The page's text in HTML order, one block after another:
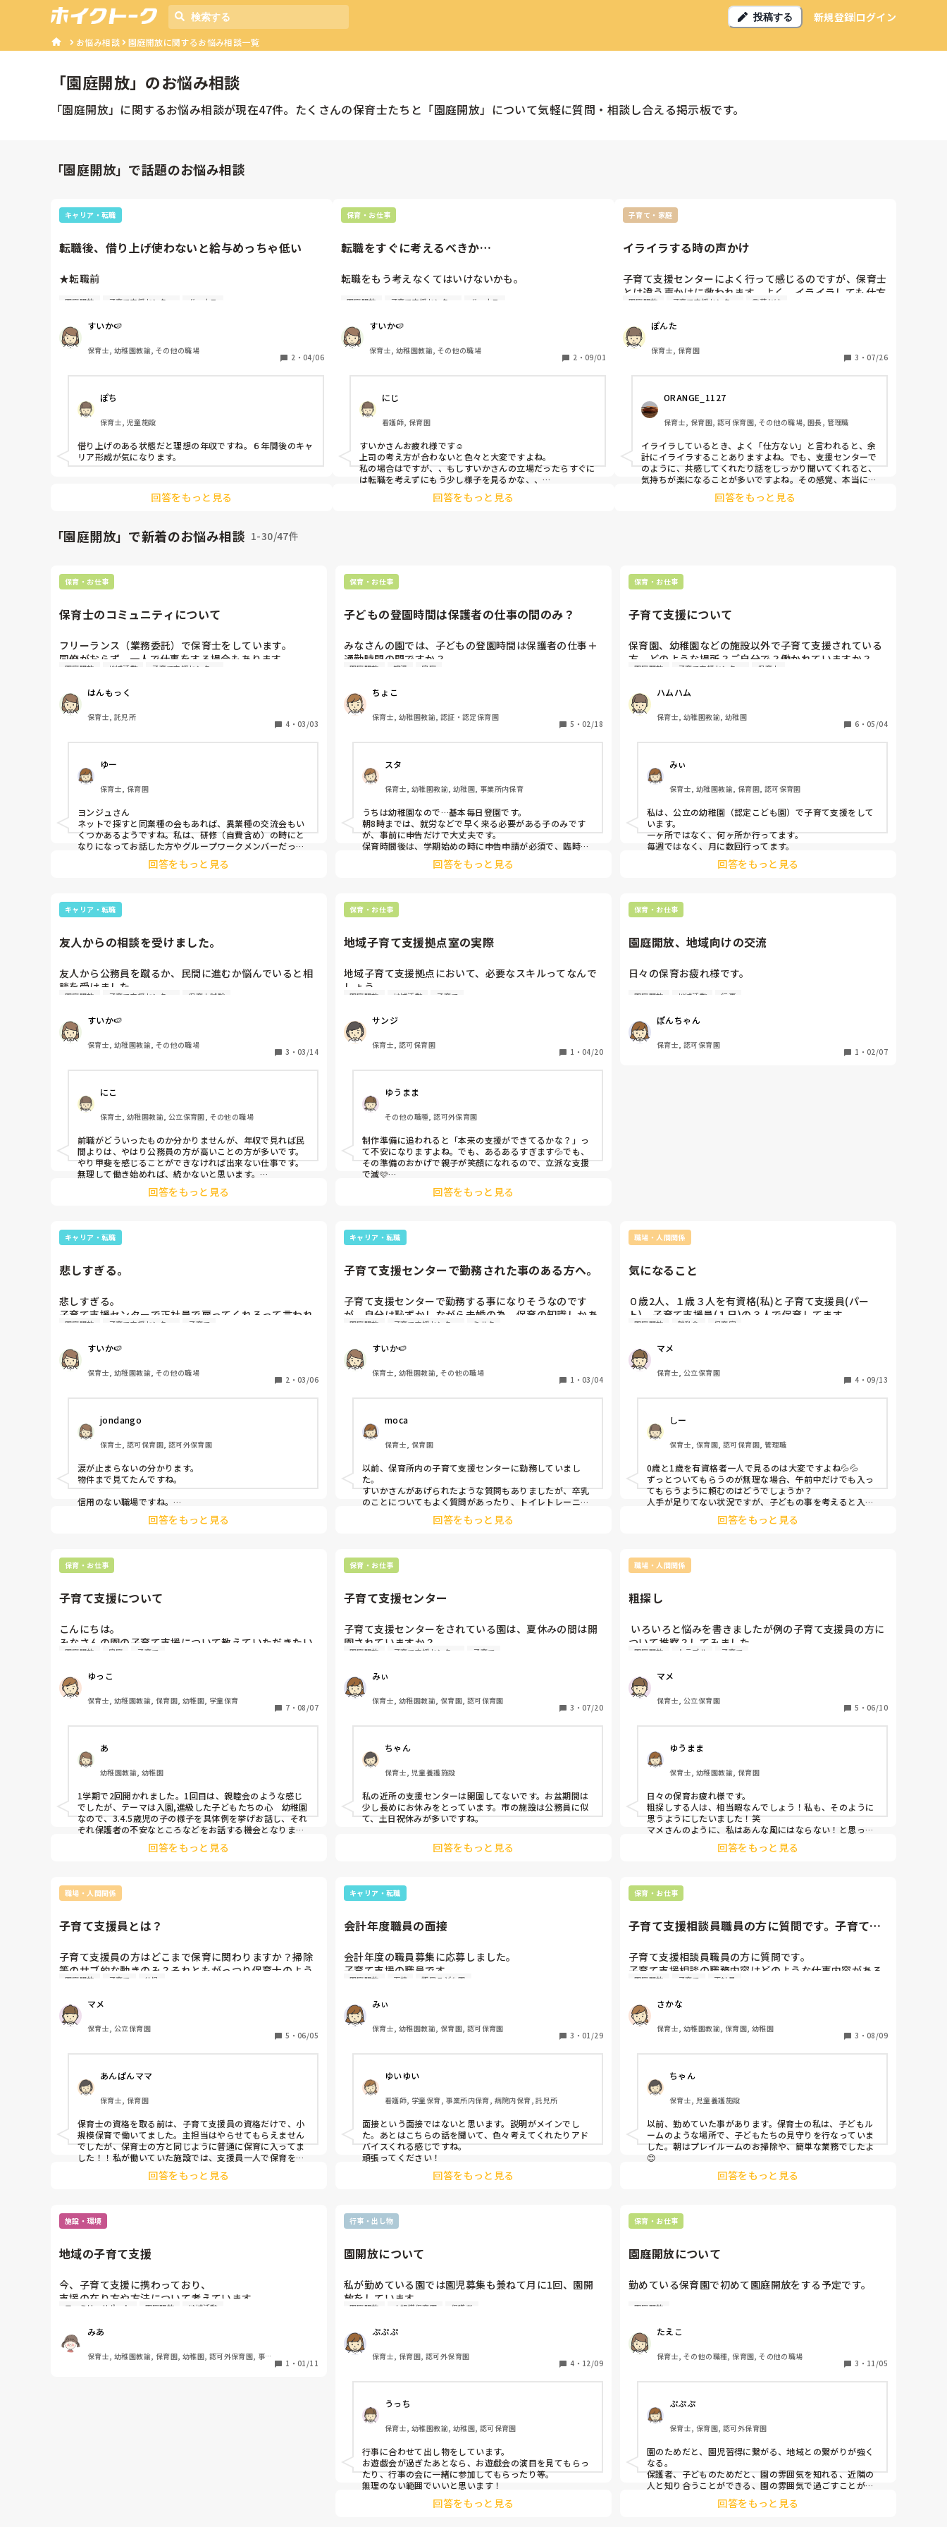
投稿する 新規登録ログイン
お悩み相談 園庭開放に関するお悩み相談一覧
「園庭開放」のお悩み相談
「園庭開放」に関するお悩み相談が現在47件。たくさんの保育士たちと「園庭開放」について気軽に質問・相談し合える掲示板です。
「園庭開放」で話題のお悩み相談
キャリア・転職
転職後、借り上げ使わないと給与めっちゃ低い
★転職前
基本給18万プラス手当　月24.9
ボーナス3ヶ月
年収370万前後
★転職後
借り上げあり　7.2万まで（6年間）
基本給16.2万プラス手当　月22.2万
ボーナス2.05月　2ヶ月ちょい
借り上げ入れない年収　約290万
借り上げ入れる年収　　約375万
一応、ボーナスは次年度は算定時期の関係で3ヶ月くらい
しか記載されてないので、それプラスで勤勉手当の加算が
現職ではされる予定です。
合でフルでボーナスがもらえない点、仕事が慣れるまで固
定勤務でお願いしている点等から借り上げを含めないと前
給与が下がってまでここを選んだのは
フルタイムシフトに変更するとボーナスが前職より上がる
子育て支援センター中心で勤務出来る
退職金制度がある
シフト数がかなり多いので、慣れるまで固定勤務で働いて
というかなり融通が効く点とやりたい事が叶えられる点で
した。
園庭開放 子育て支援センター ボーナス
すいか🍉
保育士, 幼稚園教諭, その他の職場
2 ・ 04/06
ぽち
保育士, 児童施設
借り上げのある状態だと理想の年収ですね。６年間後のキャ
リア形成が気になります。
回答をもっと見る
保育・お仕事
転職をすぐに考えるべきか…
転職をもう考えなくてはいけないかも。
引っ越しも兼ねての転職なので更新の最低2年は頑張ろう
とは思っていますが、園のやり方や考え方に疑問を感じる
毎日です。
約1年かけての転職活動をして選んだ園だったのに大失敗
だったなと感じております。
通常の保育士と同じ給与、ボーナス、借り上げがある所く
らい。それ以外は上司も園の方針も人間関係も全て終わっ
ています。
上司（園長）はまず、保育に全く入らないのに綺麗事、外
面や体裁ばかりの人間。面倒事が大嫌いで相談事はトラブ
ルの相手に筒抜け、解決や改善もなし、大体が今は忙しい
からと後回しにしてトラブルが自然消滅するのを待ってい
る。気分屋で逆ギレ、機嫌が悪いと前の事まで引っ張り出
しを悪くする上に人の気持ちをずたずたにしていく。（例
えば、〇〇に困っていると相談すれば、私だったら困らな
上司（副主任）は自分に害のない事は無関心。そんなのほ
怒鳴り散らかす。子どもに対して常に威圧的で「やらない
人はいいです。出てってください」というタイプ。
とやばい人間しか上司にいません。
中にいるから、子どもの為に、子どもがどうしたら、環境
構成の見直し等は一切しない。
ちが常に大人の顔色を伺い従わなければ怒鳴られる。
支援センター自体はクラスとは切り離されてる分、そんな
保育はしていませんが、いつクラスに配属されるかはわか
ペアの職員は保育観への価値観や考え方は似ているけれ
ど、園長達を変えるのはもうやろうとしたけど無理だから
転職するほうが早いという考え。本人も長くはいないそ
園庭開放 子育て支援センター ボーナス
すいか🍉
保育士, 幼稚園教諭, その他の職場
2 ・ 09/01
にじ
看護師, 保育園
すいかさんお疲れ様です☺️
上司の考え方が合わないと色々と大変ですよね。
私の場合はですが、、もしすいかさんの立場だったらすぐに
は転職を考えずにもう少し様子を見るかな、、
その間にも転職の情報収集はしておきますが、どこの職場に
行っても何かしらの問題はあると思うので、ひとまず続けら
回答をもっと見る
子育て・家庭
イライラする時の声かけ
子育て支援センターによく行って感じるのですが、保育士
とは違う声かけに救われます。よく、イライラしても仕方
イライラしませんか？
支援センターでは、イライラするよー！！と同調してくれ
たり、話をしっかりと聞いてくれたり。
こう言った感覚大切だなと思いました。
同じような方いませんか？
園庭開放 子育て支援センター 言葉かけ
ぽんた
保育士, 保育園
3 ・ 07/26
ORANGE_1127
保育士, 保育園, 認可保育園, その他の職場, 園長, 管理職
イライラしているとき、よく「仕方ない」と言われると、余
計にイライラすることありますよね。でも、支援センターで
のように、共感してくれたり話をしっかり聞いてくれると、
気持ちが楽になることが多いですよね。その感覚、本当に大
切だと思います。同じように感じている方も多いと思います
よ。お互いの気持ちを理解し合うことが、子育てを支える大
回答をもっと見る
「園庭開放」で新着のお悩み相談 1-30/47件
保育・お仕事
保育士のコミュニティについて
フリーランス（業務委託）で保育士をしています。
同僚がおらず、一人で仕事をする場合もあります。
現在は、時々地域の子育て支援センターを訪れ、そこの
保育士さんたちに仕事の相談をしたり、情報収集をして
います。
保育士同士で話がしたくなった時、他にどのようなコミ
園庭開放 地域活動 子育て支援センター
はんもっく
保育士, 託児所
4 ・ 03/03
ゆー
保育士, 保育園
ヨンジュさん
ネットで探すと同業種の会もあれば、異業種の交流会もい
くつかあるようですね。私は、研修（自費含め）の時にと
なりになってお話した方やグループワークメンバーだった
方とメールの交換をしています。その場だけになる方もい
ますが、繋がっている方もいます。
回答をもっと見る
保育・お仕事
子どもの登園時間は保護者の仕事の間のみ？
みなさんの園では、子どもの登園時間は保護者の仕事＋
通勤時間の間ですか？
か、買い物してからお迎えとかもOKですか？
休みの日でも早朝、延長を利用するのもOKですか？
の事を第一に考えたい…
全てOKにするのはどうなんだろうと思ってしまいます。
子どもにとって1番大切な親との関わりは？と…
休みの日は預けるな！とは思いませんし
色んな家庭の事情があるのも
親も一人の時間が欲しいと思う気持ちも
全て園任せでトイトレなども家ではやらない家庭が
増えている事にモヤモヤします。
園庭開放 排泄 家庭
ちょこ
保育士, 幼稚園教諭, 認証・認定保育園
5 ・ 02/18
スタ
保育士, 幼稚園教諭, 幼稚園, 事業所内保育
うちは幼稚園なので…基本毎日登園です。
朝8時までは、就労などで早く来る必要がある子のみです
が、事前に申告だけで大丈夫です。
保育時間後は、学期始めの時に申告申請が必須で、臨時預
かりも可能ですが申告申請が必要です。
なのでリフレッシュで延長を申し込まれると結構めんどく
日を欠席にするか代打で他の人が迎えに来ます。
うちは、保育園が満杯で、満3歳児からで親御さんが土日
園にもよりますが、保育園は人手が足りないので、出来る
だけ早く、お休みなら一緒にという感じです。
は協力していただきたいですね。毎春トイトレどころか園
に丸投げする年少児の保護者にびっくりです。
回答をもっと見る
保育・お仕事
子育て支援について
保育園、幼稚園などの施設以外で子育て支援されている
方。どのような場所？ご自分で？働かれていますか？
設自体が少ないですよね…
園庭開放 子育て支援センター 保育士
ハムハム
保育士, 幼稚園教諭, 幼稚園
6 ・ 05/04
みぃ
保育士, 幼稚園教諭, 保育園, 認可保育園
私は、公立の幼稚園（認定こども園）で子育て支援をして
います。
一ヶ所ではなく、何ヶ所か行ってます。
毎週ではなく、月に数回行ってます。
回答をもっと見る
キャリア・転職
友人からの相談を受けました。
友人から公務員を蹴るか、民間に進むか悩んでいると相
談を受けました。
公務員の辞退は来週までは可能のようで、今民間に進む
か悩んでいるそうです。
公務員を蹴るか悩んでいるのは、やはり異動が苦手、保
育職としての応募で幼稚園も市内にあるのに、配属先を
道との相違、前職の給与より5万近く下がっての月給ス
タート、書類業務や市内の祭りなどの行事参加等雑務が
増えるというマイナス面がある。本人は、幼稚園での勤
務や子育て支援センターでの勤務等を経験したいと思っ
ていたがそれが出来ないとの話。
もったいないなあと思うのは、長く勤めた時の退職金が
やはり民間と比べると桁違い、育休が3年取得が出来る
という点との事でした。
ですよね。
な物、募集に対して希望者が来ない年もあるし、来ても
答えを出すのは本人ですが、皆さんのお考えを良かった
ら聞きたいです。
園庭開放 子育て支援センター 保育士試験
すいか🍉
保育士, 幼稚園教諭, その他の職場
3 ・ 03/14
にこ
保育士, 幼稚園教諭, 公立保育園, その他の職場
前職がどういったものか分かりませんが、年収で見れば民
間よりは、やはり公務員の方が高いことの方が多いです。
やり甲斐を感じることができなければ出来ない仕事です。
無理して働き始めれば、続かないと思います。
ただ、公務員の新採用枠は年齢制限ありますし、中途採用
は毎年あるわけではありません。
員かなぁと思います！
回答をもっと見る
保育・お仕事
地域子育て支援拠点室の実際
地域子育て支援拠点において、必要なスキルってなんで
しょう
イベントの制作に追われて、子育て支援になっているの
か‥
うちだけでしょうか
園庭開放 地域活動 子育て
サンジ
保育士, 認可保育園
1 ・ 04/20
ゆうまま
その他の職種, 認可外保育園
制作準備に追われると「本来の支援ができてるかな？」っ
て不安になりますよね。でも、あるあるすぎます💦でも、
その準備のおかげで親子が笑顔になれるので、立派な支援
で滅🩷
スキルも大事ですが、まずは今の頑張りを認めてあげてく
ださいね。応援してます！🌷
回答をもっと見る
保育・お仕事
園庭開放、地域向けの交流
日々の保育お疲れ様です。
園庭開放や保育交流はどれくらいされてますでしょう
か？
園庭開放 地域活動 行事
ぽんちゃん
保育士, 認可保育園
1 ・ 02/07
キャリア・転職
悲しすぎる。
悲しすぎる。
子育て支援センターで正社員で雇ってくれるって言われ
ないと難しいとの事。そんな、大事な変更をメールで伝
えるというのも驚きましたし、電話でも確認してみる
と、「あれだったら、辞退してくださっても大丈夫です
よ…」との返答。他にも募集の方は来てくれてるん
で、、。引っ越しなどもあるので、物件の内見の予約等
園庭開放 子育て支援センター 子育て
すいか🍉
保育士, 幼稚園教諭, その他の職場
2 ・ 03/06
jondango
保育士, 認可保育園, 認可外保育園
涙が止まらないの分かります。
物件まで見てたんですね。
信用のない職場ですね。
働き出す前にわかってよかったじゃないですか。
前向きにいきましょう！回答をもっと見る
キャリア・転職
子育て支援センターで勤務された事のある方へ。
子育て支援センターで勤務する事になりそうなのです
が、自分は恥ずかしながら未婚の為、保育の知識しかあ
え、もし相談を受けた際にお答え出来るようにしたいと
は考えていますが、実際に勤務された事のある方はどの
ような質問や相談を受けた事がありますか。
・夜泣きがひどいからどうしたらいい。
・離乳食を食べない。
・抱っこ紐を上手くつけられない。
・全然歩かない。
・旦那さんが育児に非協力的。
・夜自分が寝られない日々が続いてる
等が思い浮かびました。
園庭開放 子育て支援センター ミルク
すいか🍉
保育士, 幼稚園教諭, その他の職場
1 ・ 03/04
moca
保育士, 保育園
以前、保育所内の子育て支援センターに勤務していまし
た。
すいかさんがあげられたような質問もありましたが、卒乳
のことについてもよく質問があったり、トイレトレーニン
グ、食事の好き嫌い、食事中のお行儀などがあったかと思
います。あと、今はネットでなんでも情報が出るので、発
支援センターへ来られるお母さんは保育士という専門の立
場からのお話を聞きたいという方も多いと思いますので、
れることでも十分お母さん方の助けになるかと思います
よ。
回答をもっと見る
職場・人間関係
気になること
０歳2人、１歳３人を有資格(私)と子育て支援員(パー
ト)、子育て支援員(１日)の３人で保育してます。
うで１歳と一緒に過ごせないで困ってます。
本当は０歳に有資格１人、１歳に有資格１人いて、子育
て支援員が雑をしてくれればうまくまわるのでは？と思
子育て支援員を部屋に１人にできないので。
上層部に話しても有資格が部屋に入ることはないだろう
なぁ。
園庭開放 離乳食 保育室
マメ
保育士, 公立保育園
4 ・ 09/13
しー
保育士, 保育園, 認可保育園, 管理職
0歳と1歳を有資格者一人で見るのは大変ですよね💦💦
ずっとついてもらうのが無理な場合、午前中だけでも入っ
てもらうように頼むのはどうでしょうか？
人手が足りてない状況ですが、子どもの事を考えると入っ
てもらうのがいいですよね…。
回答をもっと見る
保育・お仕事
子育て支援について
こんにちは。
みなさんの園の子育て支援について教えていただきたい
通り開催という流れになってきました。
みなさんの園では、子育て支援どのくらいの頻度で行っ
てますか？？また、どんなイベントが人気でしょう
園庭開放 家庭 子育て
ゆっこ
保育士, 幼稚園教諭, 保育園, 幼稚園, 学童保育
7 ・ 08/07
あ
幼稚園教諭, 幼稚園
1学期で2回開かれました。1回目は、親睦会のような感じ
でしたが、テーマは入園,進級した子どもたちの心　幼稚園
なので、3.4.5歳児の子の様子を具体例を挙げお話し、それ
ぞれ保護者の不安なところなどをお話する機会となりまし
た。2回目は、夏休み前企画で実際に園でやっている遊び
や保育士が発展させた遊びを紹介して夏休みに保護者も子
回答をもっと見る
保育・お仕事
子育て支援センター
子育て支援センターをされている園は、夏休みの間は開
園されていますか？
園していないです。
以前は、あったようですが…。
人数が増えることと、園自体が夏休みで閉園している(預
かりの子以外は）ことが理由みたいです。
園庭開放 子育て支援センター 子育て
みぃ
保育士, 幼稚園教諭, 保育園, 認可保育園
3 ・ 07/20
ちゃん
保育士, 児童養護施設
私の近所の支援センターは開園してないです。お盆期間は
少し長めにお休みをとっています。市の施設は公務員に似
て、土日祝休みが多いですね。
回答をもっと見る
職場・人間関係
粗探し
いろいろと悩みを書きましたが例の子育て支援員の方に
ついて推察？してみました。
員も複数いて、世間話や雑談を他の職員としたり、毎日
よく気づくなってくらい『○○先生またあんなことして
た』みたいな粗を見つけたり、悪口、かけ口を言ってる
のは知ってました。私はそういう話の時に『へー』くら
いであまりのりませんでした。私はコミュ症であまり雑
なくてもてもなんとかなってました。
でも今年はほぼ二人きり。
粗を探す相手が私しかいない。だから私の粗を探しては
他の先生に報告。
人の話に『そうなんだ』ではなく『でも』という否定の
言葉がつくタイプ。
前いた先生のことも『辞めないのかな』みたいなことを
言って、よく観察されてました。
暇なのか？？ってくらい。
そして、私の話や指示は聞きたくない。
でも他の先生にはいい顔する。
私が失敗やミスをするのが悪いですが私もその先生のミ
私はあんな風に人と関わる人にはならないという教訓に
します。
園庭開放 トラブル 子育て
マメ
保育士, 公立保育園
5 ・ 06/10
ゆうまま
保育士, 幼稚園教諭, 保育園
日々の保育お疲れ様です。
粗探しする人は、相当暇なんでしょう！私も、そのように
思うようにしたいました！笑
マメさんのように、私はあんな風にはならない！と思って
いるのが大正解だと思いますよ！ほおっておくのが1番で
回答をもっと見る
職場・人間関係
子育て支援員とは？
子育て支援員の方はどこまで保育に関わりますか？掃除
等のサブ的な動きのみ？それともがっつり保育士のよう
あと小規模園で早番遅番時子どもが以上児三人しかいな
いときに子育て支援員か１人で保育することはあります
か？？
わたしの園は子育て支援員に１人で保育をお願いするこ
とがあります。遊んでる場所は有資格者から見え、声も
確かに子どもの人数が少ないときにみてもらえるとあり
がたいですがいいのかなと思いました。
園庭開放 子育て 幼児
マメ
保育士, 公立保育園
5 ・ 06/05
あんぱんママ
保育士, 保育園
保育士の資格を取る前は、子育て支援員の資格だけで、小
規模保育で働いてました。主担当はやらせてもらえません
でしたが、保育士の方と同じように普通に保育に入ってま
した！！私が働いていた施設では、支援員一人で保育をす
ることはなかったです。回答をもっと見る
キャリア・転職
会計年度職員の面接
会計年度の職員募集に応募しました。
子育て支援の職員です。
れる可能性がありますか？ご経験ある方、教えて下さ
い。
園庭開放 面接 認定こども園
みぃ
保育士, 幼稚園教諭, 保育園, 認可保育園
3 ・ 01/29
ゆいゆい
看護師, 学童保育, 事業所内保育, 病院内保育, 託児所
面接という面接ではないと思います。説明がメインでし
た。あとはこちらの話を聞いて、色々考えてくれたりアド
バイスくれる感じですね。
頑張ってください！
回答をもっと見る
保育・お仕事
子育て支援相談員職員の方に質問です。子育て支
子育て支援相談員職員の方に質問です。
子育て支援相談の職務内容はどのような仕事内容がある
相談を聞くだけなのか、他にも雑務などもあるのか…
教えていただけたら幸いです。
園庭開放 子育て 正社員
さかな
保育士, 幼稚園教諭, 保育園, 幼稚園
3 ・ 08/09
ちゃん
保育士, 児童養護施設
以前、勤めていた事があります。保育士の私は、子どもル
ームのような場所で、子どもたちの見守りを行なっていま
した。朝はプレイルームのお掃除や、簡単な業務でしたよ
😊
回答をもっと見る
施設・環境
地域の子育て支援
今、子育て支援に携わっており、
支援の在り方や方法について考えています。
そこで、みなさんがお住まい&お勤めの地域の、
子育て支援事情について教えてください！
例えば、私の地域では…
ファミリーサポート 園庭開放 地域活動
みあ
保育士, 幼稚園教諭, 保育園, 幼稚園, 認可外保育園, 事業
1 ・ 01/11
行事・出し物
園開放について
私が勤めている園では園児募集も兼ねて月に1回、園開
放をしています。
浮かびません。
よく見かけるのは園開放と言っても園庭開放で園庭の遊
具で自由に遊んでいいよ、という形ですが、私の園は園
庭が小さく開放できるようなスペースはありません。
なので、親子制作をしたりパネルシアターをしたりして
っています。
園開放をされたことのある園で勤務されている方、こう
いうことしたら保護者にも子どもたちにも喜んでもらえ
たというものがあれば教えていただきたいです。よろし
くお願いいたします！
園庭開放 小規模保育園 保護者
ぷぷぷ
保育士, 保育園, 認可外保育園
4 ・ 12/09
うっち
保育士, 幼稚園教諭, 幼稚園, 認可保育園
行事に合わせて出し物をしています。
お遊戯会が過ぎたあとなら、お遊戯会の演目を見てもらっ
たり、行事の会に一緒に参加してもらったり等。
無理のない範囲でいいと思います！
回答をもっと見る
保育・お仕事
園庭開放について
勤めている保育園で初めて園庭開放をする予定です。
皆さんの園で園庭開放されてますか？
そもそも園庭開放て何の為にするのかよくわからないで
す💦
園庭開放する目的、保育士が配慮する点など教えてくだ
園庭開放
たえこ
保育士, その他の職種, 保育園, その他の職場
3 ・ 11/05
ぷぷぷ
保育士, 保育園, 認可外保育園
園のためだと、園児習得に繋がる、地域との繋がりが強く
なる。
保護者、子どものためだと、園の雰囲気を知れる、近隣の
人と知り合うことができる、園の雰囲気で過ごすことがで
くらいでしょうか？ 回答をもっと見る